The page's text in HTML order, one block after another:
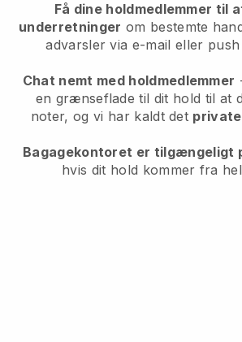
Få dine holdmedlemmer til
underretninger om bestemte
advarsler via e-mail eller
Chat nemt med holdmedlemmer
en grænseflade til dit hold til at
noter, og vi har kaldt det
Bagagekontoret er tilgængeligt
hvis dit hold kommer fra